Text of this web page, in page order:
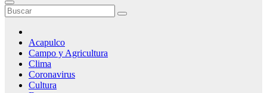
Acapulco
Campo y Agricultura
Clima
Coronavirus
Cultura